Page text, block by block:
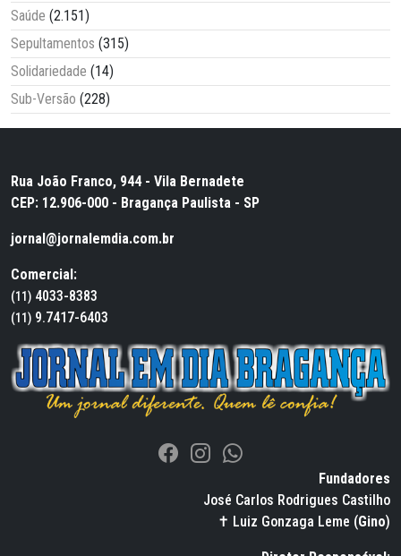
Saúde (2.151)
Sepultamentos (315)
Solidariedade (14)
Sub-Versão (228)
Rua João Franco, 944 - Vila Bernadete
CEP: 12.906-000 - Bragança Paulista - SP
jornal@jornalemdia.com.br
Comercial:
(11) 4033-8383
(11) 9.7417-6403
Fundadores
José Carlos Rodrigues Castilho
✝ Luiz Gonzaga Leme (Gino)